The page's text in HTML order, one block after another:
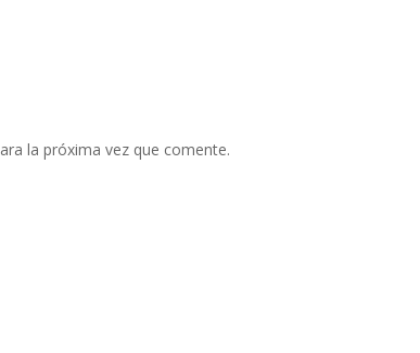
la próxima vez que comente.